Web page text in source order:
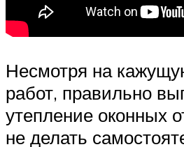
Несмотря на
работ, правильно
утепление оконных
не делать